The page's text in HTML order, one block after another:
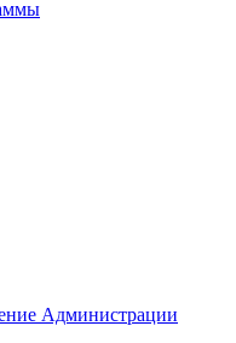
Администрации